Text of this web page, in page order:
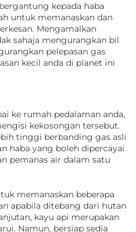
kepada haba
untuk memanaskan dan
Mengamalkan
sahaja mengurangkan bil
pelepasan gas
kecil anda di planet ini
ke rumah pedalaman anda,
kekosongan tersebut.
tinggi berbanding gas asli
haba yang boleh dipercayai
pemanas air dalam satu
memanaskan beberapa
apabila ditebang dari hutan
kayu api merupakan
Namun, bersiap sedia